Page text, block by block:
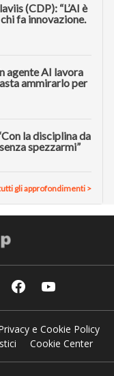
(CDP): “L’AI è
fa innovazione.
agente AI lavora
ammirarlo per
la disciplina da
spezzarmi”
gli approfondimenti >
e Cookie Policy
Cookie Center